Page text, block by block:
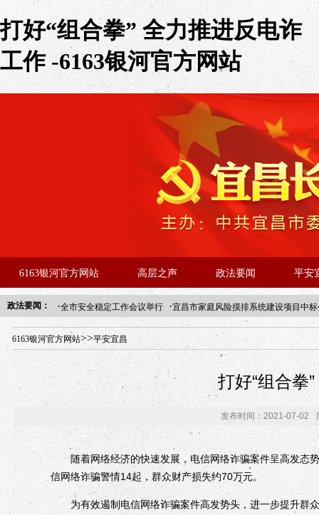
打好“组合拳” 全力推进反电诈
工作 -6163银河官方网站
6163银河官方网站 高层之声 政法要闻 平安
政法要闻： ·全市安全稳定工作会议举行 ·宜昌市家庭风险摸排系统建设项目中
年“招才兴业”事业单位人才引进·北京站人民大学入校工作提醒
6163银河官方网站>>平安宜昌
打好“组合拳
发布时间：2021-07-02
随着网络经济的快速发展，电信网络诈骗案件呈高发态
信网络诈骗警情14起，群众财产损失约70万元。
为有效遏制电信网络诈骗案件高发势头，进一步提升群众